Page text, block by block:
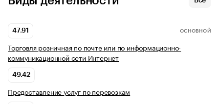
47.91 ОСНОВНОЙ
Торговля розничная по почте или по информационно-
коммуникационной сети Интернет
49.42
Предоставление услуг по перевозкам